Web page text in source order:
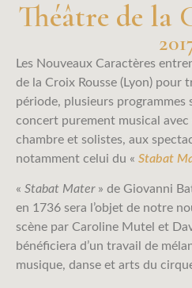
Théâtre de la
Les Nouveaux Caractères
de la Croix Rousse (Lyon) pour
période, plusieurs programmes
concert purement musical avec
chambre et solistes, aux
notamment celui du « Stabat
« Stabat Mater» de Giovanni
en 1736 sera l’objet de notre
scène par Caroline Mutel et
bénéficiera d’un travail de
musique, danse et arts du